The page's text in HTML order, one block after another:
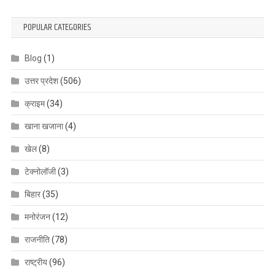
POPULAR CATEGORIES
Blog (1)
उत्तर प्रदेश(506)
क्राइम(34)
खाना खजाना(4)
खेल(8)
टेक्नोलॉजी(3)
बिहार(35)
मनोरंजन(12)
राजनीति(78)
राष्ट्रीय(96)